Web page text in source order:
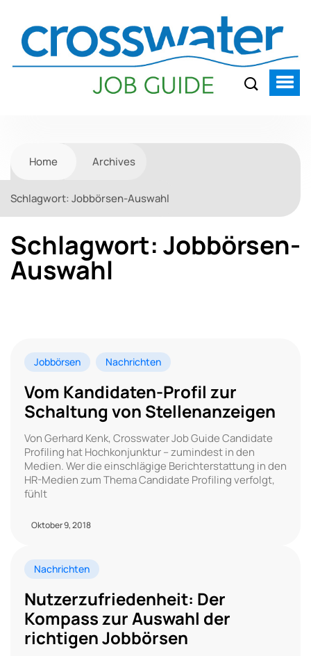
Home Archives
Schlagwort: Jobbörsen-Auswahl
Schlagwort: Jobbörsen-
Auswahl
Jobbörsen Nachrichten
Vom Kandidaten-Profil zur
Schaltung von Stellenanzeigen
Von Gerhard Kenk, Crosswater Job Guide Candidate
Profiling hat Hochkonjunktur – zumindest in den
Medien. Wer die einschlägige Berichterstattung in den
HR-Medien zum Thema Candidate Profiling verfolgt,
fühlt
Oktober 9, 2018
Nachrichten
Nutzerzufriedenheit: Der
Kompass zur Auswahl der
richtigen Jobbörsen